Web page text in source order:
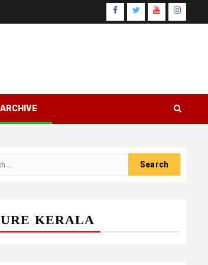
Facebook
TwitterYoutube
ARCHIVE
KERALA